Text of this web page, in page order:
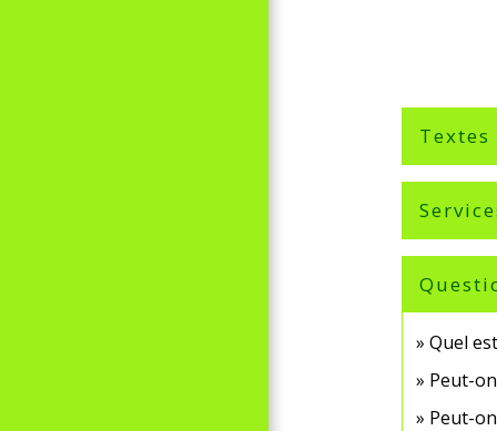
Quel
Peut-
Peut-